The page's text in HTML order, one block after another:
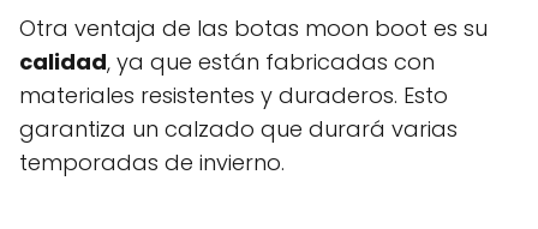
Otra ventaja de las botas moon boot es su
calidad, ya que están fabricadas con
materiales resistentes y duraderos. Esto
garantiza un calzado que durará varias
temporadas de invierno.